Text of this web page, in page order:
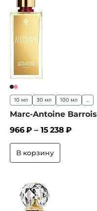
10 мл 30 мл 100 мл ...
Marc-Antoine Barrois
966₽ – 15 238 ₽
В корзину